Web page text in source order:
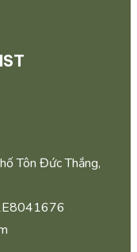
Tôn Đức Thắng,